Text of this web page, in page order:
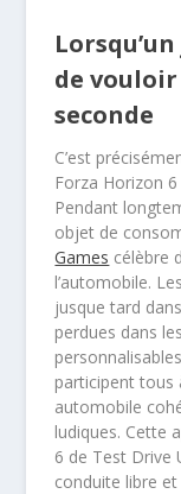
de
seconde
C’est
Forza Horizon
Pendant
objet de
Games célèbre
l’automobile.
jusque tard
perdues dans
participent tous
automobile
ludiques. Cette
6 de Test Drive
conduite libre